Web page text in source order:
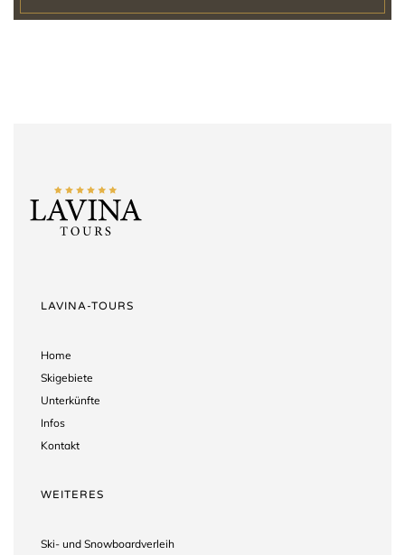
LAVINA-TOURS
Home
Skigebiete
Unterkünfte
Infos
Kontakt
WEITERES
Ski- und Snowboardverleih